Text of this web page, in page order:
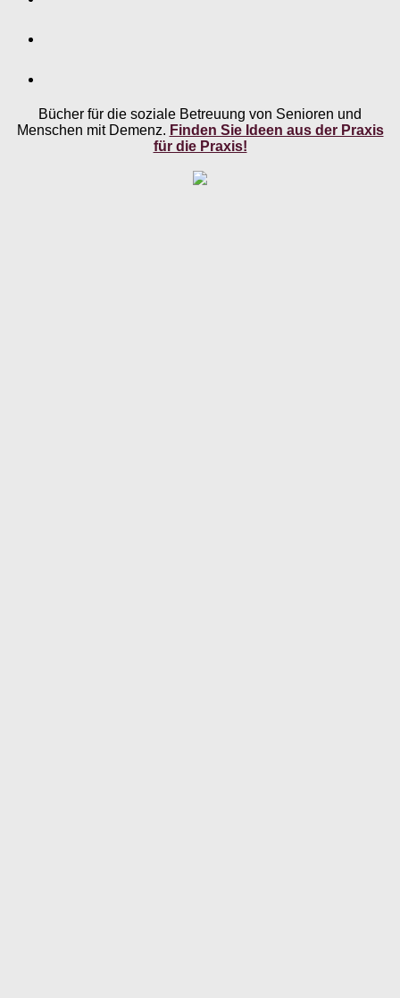
Bücher für die soziale Betreuung von Senioren und
Menschen mit Demenz. Finden Sie Ideen aus der Praxis
für die Praxis!